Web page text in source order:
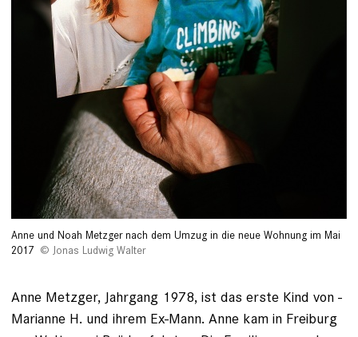
Anne und Noah Metzger nach dem Umzug in die neue Wohnung im Mai
2017
Jonas Ludwig Walter
Anne Metzger, Jahrgang 1978, ist das erste Kind von ­
Marianne H. und ihrem Ex-Mann. Anne kam in Freiburg